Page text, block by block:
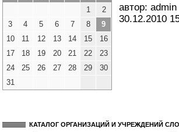
1
2
3
4 5 6 7 8
9
10
11 12 13 14 15
16
17
18 19 20 21 22
23
24
25 26 27 28 29
30
31
автор: admin
30.12.2010
КАТАЛОГ ОРГАНИЗАЦИЙ И УЧРЕЖДЕНИЙ